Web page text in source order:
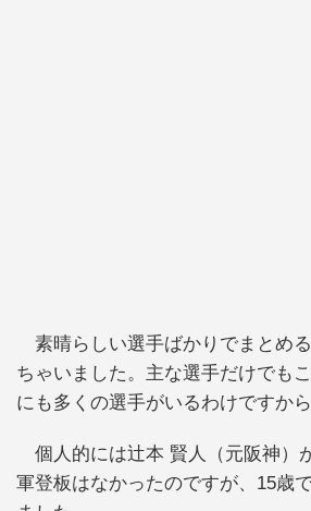
素晴らしい選手ばかりでまとめ
ちゃいました。主な選手だけでも
にも多くの選手がいるわけですから
個人的には辻本 賢人（元阪神）
軍登板はなかったのですが、15歳